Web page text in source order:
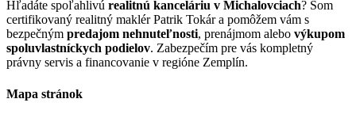
Hľadáte spoľahlivú realitnú kanceláriu v Michalovciach? Som
certifikovaný realitný maklér Patrik Tokár a pomôžem vám s
bezpečným predajom nehnuteľnosti, prenájmom alebo výkupom
spoluvlastníckych podielov. Zabezpečím pre vás kompletný
právny servis a financovanie v regióne Zemplín.
Mapa stránok